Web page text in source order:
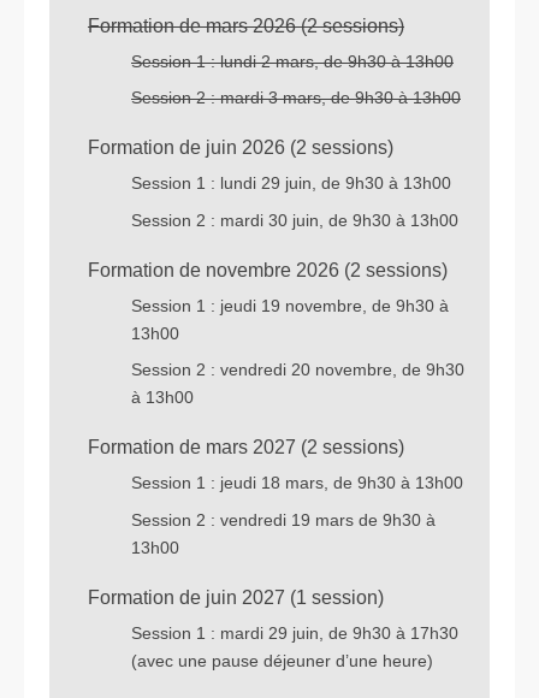
Formation de mars 2026 (2 sessions)
Session 1 : lundi 2 mars, de 9h30 à 13h00
Session 2 : mardi 3 mars, de 9h30 à 13h00
Formation de juin 2026 (2 sessions)
Session 1 : lundi 29 juin, de 9h30 à 13h00
Session 2 : mardi 30 juin, de 9h30 à 13h00
Formation de novembre 2026 (2 sessions)
Session 1 : jeudi 19 novembre, de 9h30 à
13h00
Session 2 : vendredi 20 novembre, de 9h30
à 13h00
Formation de mars 2027 (2 sessions)
Session 1 : jeudi 18 mars, de 9h30 à 13h00
Session 2 : vendredi 19 mars de 9h30 à
13h00
Formation de juin 2027 (1 session)
Session 1 : mardi 29 juin, de 9h30 à 17h30
(avec une pause déjeuner d’une heure)